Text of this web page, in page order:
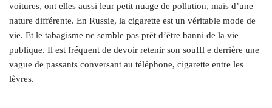
voitures, ont elles aussi leur petit nuage de pollution, mais d’une
nature différente. En Russie, la cigarette est un véritable mode de
vie. Et le tabagisme ne semble pas prêt d’être banni de la vie
publique. Il est fréquent de devoir retenir son souffl e derrière une
vague de passants conversant au téléphone, cigarette entre les
lèvres.